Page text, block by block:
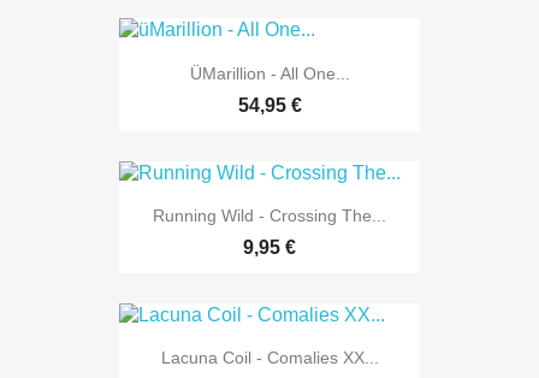
ÜMarillion - All One...
54,95 €
Running Wild - Crossing The...
9,95 €
Lacuna Coil - Comalies XX...